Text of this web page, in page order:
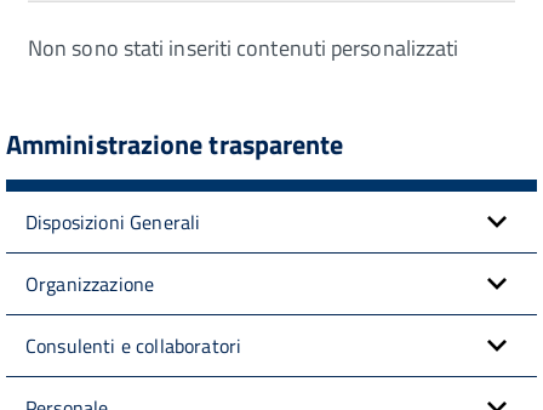
Non sono stati inseriti contenuti personalizzati
Amministrazione trasparente
Disposizioni Generali
Organizzazione
Consulenti e collaboratori